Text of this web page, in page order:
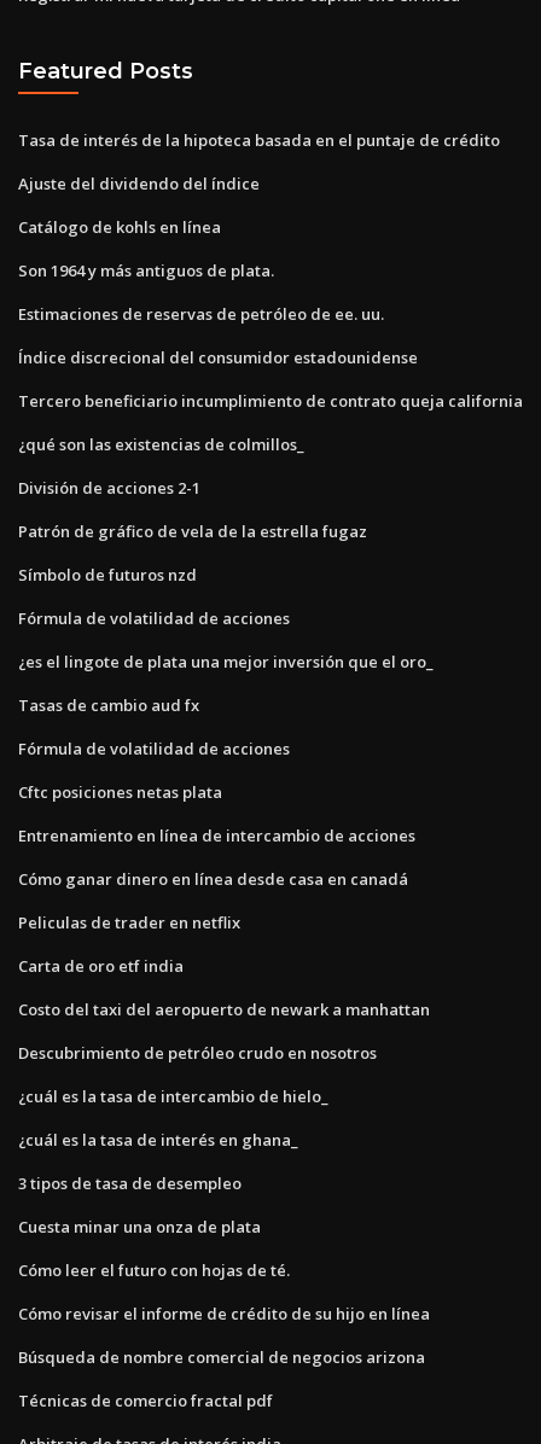
Featured Posts
Tasa de interés de la hipoteca basada en el puntaje de crédito
Ajuste del dividendo del índice
Catálogo de kohls en línea
Son 1964 y más antiguos de plata.
Estimaciones de reservas de petróleo de ee. uu.
Índice discrecional del consumidor estadounidense
Tercero beneficiario incumplimiento de contrato queja california
¿qué son las existencias de colmillos_
División de acciones 2-1
Patrón de gráfico de vela de la estrella fugaz
Símbolo de futuros nzd
Fórmula de volatilidad de acciones
¿es el lingote de plata una mejor inversión que el oro_
Tasas de cambio aud fx
Fórmula de volatilidad de acciones
Cftc posiciones netas plata
Entrenamiento en línea de intercambio de acciones
Cómo ganar dinero en línea desde casa en canadá
Peliculas de trader en netflix
Carta de oro etf india
Costo del taxi del aeropuerto de newark a manhattan
Descubrimiento de petróleo crudo en nosotros
¿cuál es la tasa de intercambio de hielo_
¿cuál es la tasa de interés en ghana_
3 tipos de tasa de desempleo
Cuesta minar una onza de plata
Cómo leer el futuro con hojas de té.
Cómo revisar el informe de crédito de su hijo en línea
Búsqueda de nombre comercial de negocios arizona
Técnicas de comercio fractal pdf